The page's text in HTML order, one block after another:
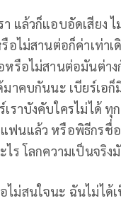
แล้วก็แอบอัดเสียง
อไม่สานต่อก็ค่าเท่า
รือไม่สานต่อมันต่า
มาคบกันนะ เบียร์เอ
ราบังคับใครไม่ได้ ทุ
นแล้ว หรือพิธีกรชื่อ
ไร โลกความเป็นจริ
ม่สนใจนะ ฉันไม่ได้